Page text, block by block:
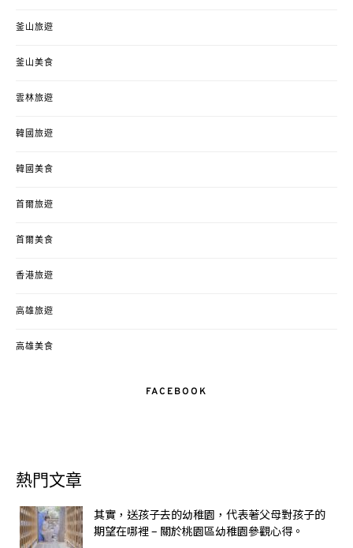
釜山旅遊
釜山美食
雲林旅遊
韓國旅遊
韓國美食
首爾旅遊
首爾美食
香港旅遊
高雄旅遊
高雄美食
FACEBOOK
熱門文章
其實，送孩子去的幼稚園，代表著父母對孩子的
期望在哪裡 – 關於桃園區幼稚園參觀心得。